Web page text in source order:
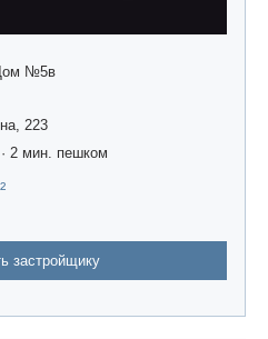
№5в
223
2 мин. пешком
застройщику